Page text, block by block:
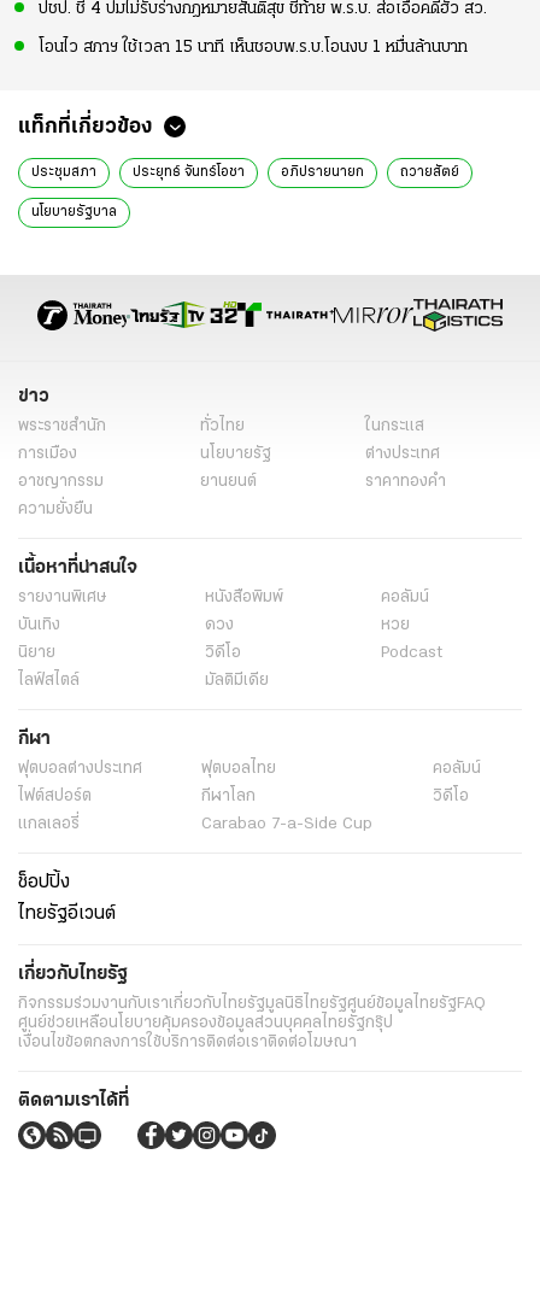
ปชป. ชี้ 4 ปมไม่รับร่างกฎหมายสันติสุข ชี้ท้าย พ.ร.บ. ส่อเอื้อคดีฮั้ว สว.
โอนไว สภาฯ ใช้เวลา 15 นาที เห็นชอบพ.ร.บ.โอนงบ 1 หมื่นล้านบาท
แท็กที่เกี่ยวข้อง
ประชุมสภา ประยุทธ์ จันทร์โอชา อภิปรายนายก ถวายสัตย์
นโยบายรัฐบาล
ข่าว
พระราชสำนัก ทั่วไทย
ในกระแส
การเมือง
นโยบายรัฐ
ต่างประเทศ
อาชญากรรม
ยานยนต์
ราคาทองคำ
ความยั่งยืน
เนื้อหาที่น่าสนใจ
รายงานพิเศษ หนังสือพิมพ์
คอลัมน์
บันเทิง
ดวง
หวย
นิยาย
วิดีโอ
Podcast
ไลฟ์สไตล์
มัลติมีเดีย
กีฬา
ฟุตบอลต่่างประเทศ ฟุตบอลไทย
คอลัมน์
ไฟต์สปอร์ต
กีฬาโลก
วิดีโอ
แกลเลอรี่
Carabao 7-a-Side Cup
ช็อปปิ้ง
ไทยรัฐอีเวนต์
เกี่ยวกับไทยรัฐ
กิจกรรมร่วมงานกับเราเกี่ยวกับไทยรัฐมูลนิธิไทยรัฐศูนย์ข้อมูลไทยรัฐFAQ
ศูนย์ช่วยเหลือนโยบายคุ้มครองข้อมูลส่วนบุคคลไทยรัฐกรุ๊ป
เงื่อนไขข้อตกลงการใช้บริการติดต่อเราติดต่อโฆษณา
ติดตามเราได้ที่